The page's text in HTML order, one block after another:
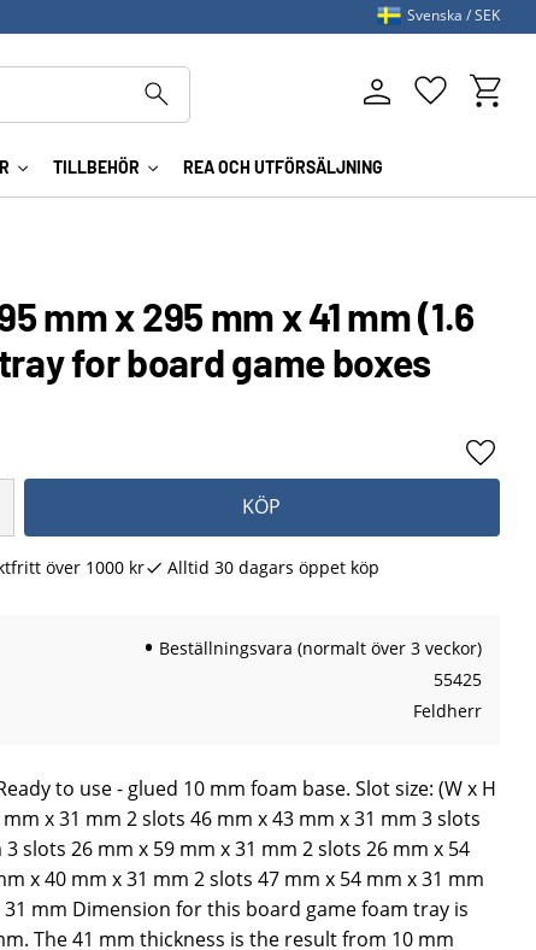
TILLBEHÖR REA OCH UTFÖRSÄLJNING
Favoriter
Svenska SEK
mm x 295 mm x 41 mm (1.6
for board game boxes
KÖP
Lägg
över 1000 kr Alltid 30 dagars öppet köp
Beställningsvara (normalt över 3 veckor)
55425
Feldherr
to use - glued 10 mm foam base. Slot size: (W x H
x 31 mm 2 slots 46 mm x 43 mm x 31 mm 3 slots
slots 26 mm x 59 mm x 31 mm 2 slots 26 mm x 54
x 40 mm x 31 mm 2 slots 47 mm x 54 mm x 31 mm
31 mm Dimension for this board game foam tray is
The 41 mm thickness is the result from 10 mm